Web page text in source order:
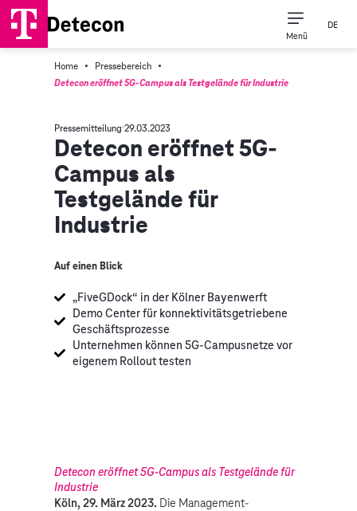
Menü
DE
Home · Pressebereich ·
Detecon eröffnet 5G-Campus als Testgelände für Industrie
Pressemitteilung 29.03.2023
Detecon eröffnet 5G-
Campus als
Testgelände für
Industrie
Auf einen Blick
„FiveGDock“ in der Kölner Bayenwerft
Demo Center für konnektivitätsgetriebene
Geschäftsprozesse
Unternehmen können 5G-Campusnetze vor
eigenem Rollout testen
Detecon eröffnet 5G-Campus als Testgelände für
Industrie
Köln, 29. März 2023. Die Management-